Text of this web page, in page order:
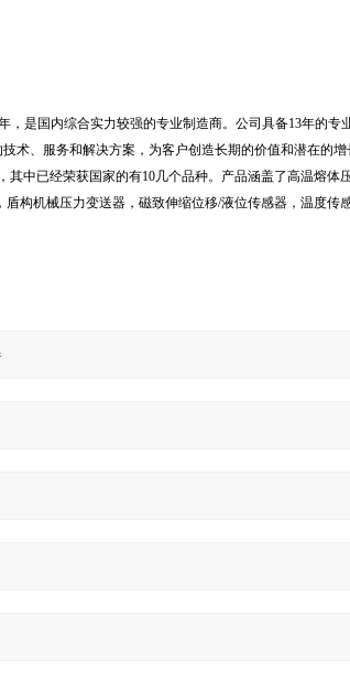
，是国内综合实力较强的专业制造商。公司具备13年的专
术、服务和解决方案，为客户创造长期的价值和潜在的
其中已经荣获国家的有10几个品种。产品涵盖了高温熔体
盾构机械压力变送器，磁致伸缩位移/液位传感器，温度传